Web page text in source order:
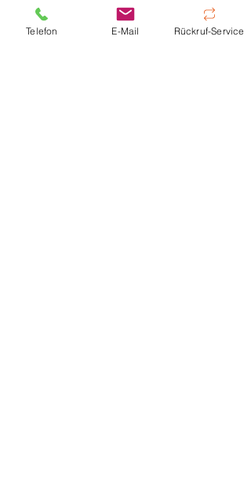
Telefon E-Mail Rückruf-Service